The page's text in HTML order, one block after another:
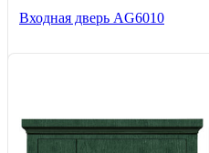
Входная дверь AG6010